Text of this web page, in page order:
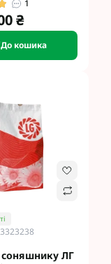
1
₴
До кошика
соняшнику ЛГ